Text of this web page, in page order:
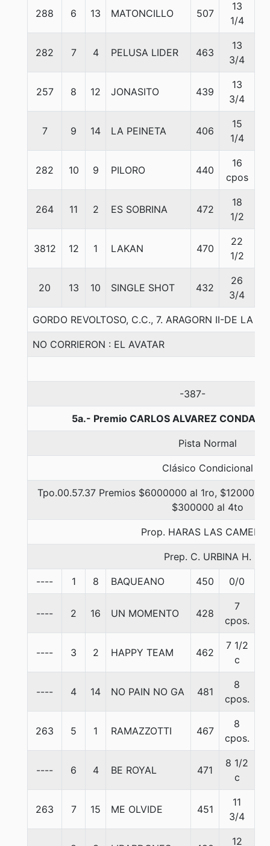
288 6 13 MATONCILLO 507
13
1/4
282 7 4 PELUSA LIDER 463
13
3/4
257 8 12 JONASITO 439
13
3/4
7 9 14 LA PEINETA 406
15
1/4
282 10 9 PILORO 440
16
cpos
264 11 2 ES SOBRINA 472
18
1/2
3812 12 1 LAKAN 470
22
1/2
20 13 10 SINGLE SHOT 432
26
3/4
GORDO REVOLTOSO, C.C., 7. ARAGORN II-DE LA
NO CORRIERON : EL AVATAR
-387-
5a.- Premio CARLOS ALVAREZ
Pista Normal
Clásico Condicional
Tpo.00.57.37 Premios $6000000 al 1ro,
$300000 al 4to
Prop. HARAS LAS
Prep. C. URBINA H.
---- 1 8 BAQUEANO 450 0/0
---- 2 16 UN MOMENTO 428
7
cpos.
---- 3 2 HAPPY TEAM 462
7 1/2
c
---- 4 14 NO PAIN NO GA 481
8
cpos.
263 5 1 RAMAZZOTTI 467
8
cpos.
---- 6 4 BE ROYAL 471
8 1/2
c
263 7 15 ME OLVIDE 451
11
3/4
12